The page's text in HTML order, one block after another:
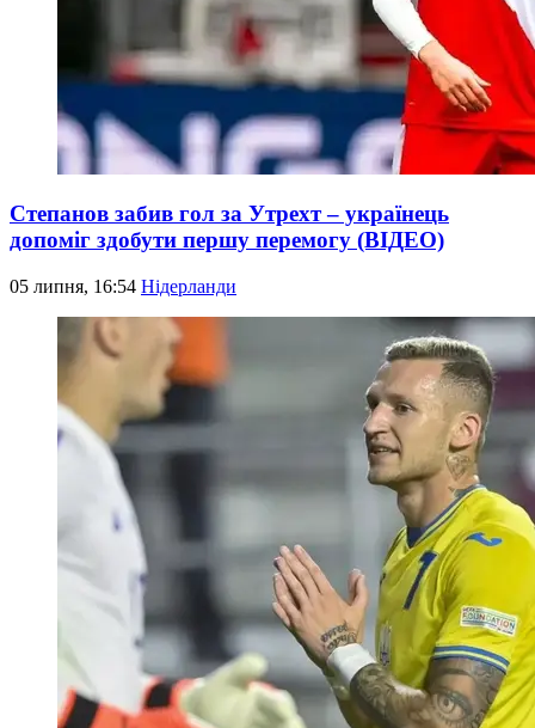
Степанов забив гол за Утрехт – українець
допоміг здобути першу перемогу (ВІДЕО)
05 липня, 16:54 Нідерланди